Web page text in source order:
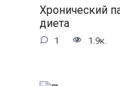
Хронический
диета
1 1.9к.